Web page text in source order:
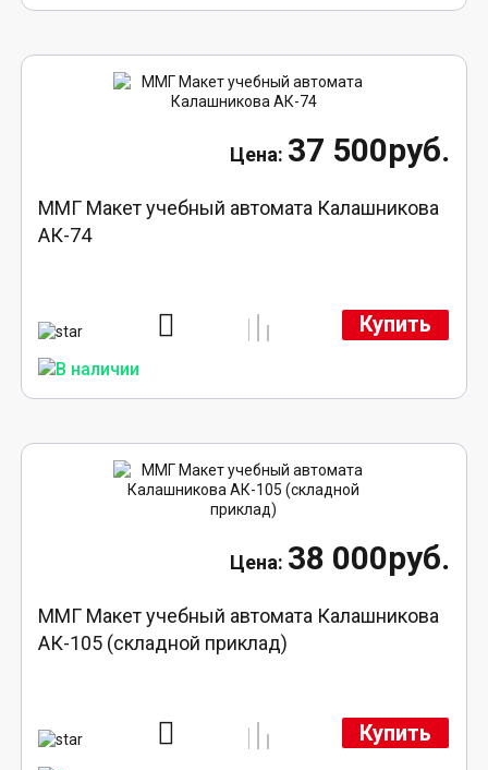
37 500руб.
ММГ Макет учебный автомата Калашникова
АК-74
Купить
38 000руб.
ММГ Макет учебный автомата Калашникова
АК-105 (складной приклад)
Купить